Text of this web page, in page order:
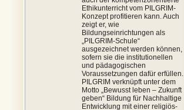
Ethikunterricht vom PILGRIM-
Konzept profitieren kann. Auch
zeigt er, wie
Bildungseinrichtungen als
„PILGRIM-Schule“
ausgezeichnet werden können,
sofern sie die institutionellen
und pädagogischen
Voraussetzungen dafür erfüllen.
PILGRIM verknüpft unter dem
Motto „Bewusst leben – Zukunft
geben“ Bildung für Nachhaltige
Entwicklung mit einer religiös-